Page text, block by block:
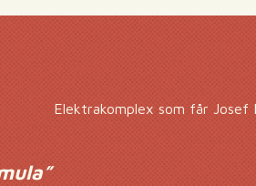
Elektrakomplex som får
”